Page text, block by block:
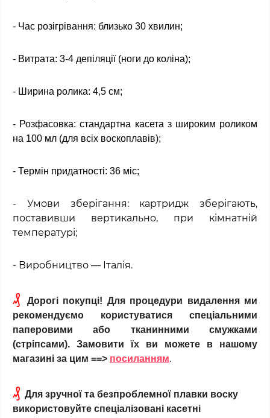
- Час розігрівання: близько 30 хвилин;
- Витрата: 3-4 депіляції (ноги до коліна);
- Ширина ролика: 4,5 см;
- Розфасовка: стандартна касета з широким роликом
на 100 мл (для всіх воскоплавів);
- Термін придатності: 36 міс;
- Умови зберігання: картридж зберігають,
поставивши вертикально, при кімнатній
температурі;
- Виробництво — Італія.
₰
Дорогі покупці! Для процедури видалення ми
рекомендуємо користуватися спеціальними
паперовими або тканинними смужками
(стріпсами). Замовити їх ви можете в нашому
магазині за цим ==> посиланням.
₰ Для зручної та безпроблемної плавки воску
використовуйте спеціалізовані касетні